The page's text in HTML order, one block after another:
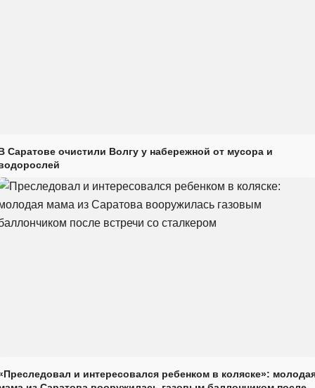
Саратове очистили Волгу у набережной от мусора и
и интересовался ребенком в коляске»: